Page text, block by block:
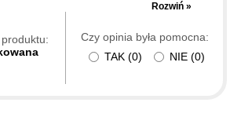
Rozwiń »
Czy opinia była pomocna:
TAK (0) NIE (0)